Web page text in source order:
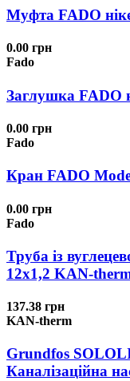
Муфта FADO
0.00 грн
Fado
Заглушка FADO
0.00 грн
Fado
Кран FADO
0.00 грн
Fado
Труба із
12x1,2 KAN-
137.38 грн
KAN-therm
Grundfos
Каналізаційна